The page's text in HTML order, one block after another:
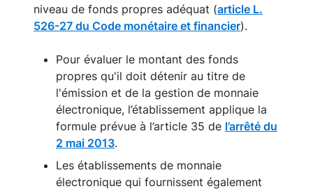
niveau de fonds propres adéquat (article L.
526-27 du Code monétaire et financier).
Pour évaluer le montant des fonds
propres qu'il doit détenir au titre de
l'émission et de la gestion de monnaie
électronique, l’établissement applique la
formule prévue à l’article 35 de l’arrêté du
2 mai 2013.
Les établissements de monnaie
électronique qui fournissent également